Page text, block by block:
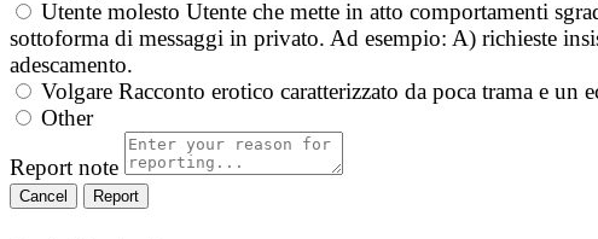
Utente molesto Utente che mette in atto comportamenti
sottoforma di messaggi in privato. Ad esempio: A) richieste
adescamento.
Volgare Racconto erotico caratterizzato da poca trama e
Other
Report note
Report